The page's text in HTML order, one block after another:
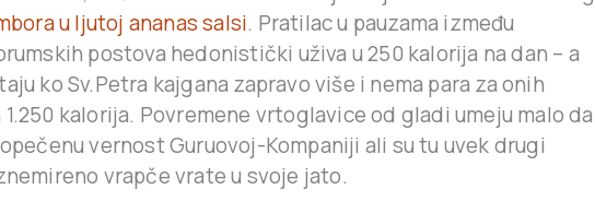
u ljutoj ananas salsi. Pratilac u pauzama između
postova hedonistički uživa u 250 kalorija na dan – a
ko Sv.Petra kajgana zapravo više i nema para za onih
kalorija. Povremene vrtoglavice od gladi umeju malo da
vernost Guruovoj-Kompaniji ali su tu uvek drugi
vrapče vrate u svoje jato.